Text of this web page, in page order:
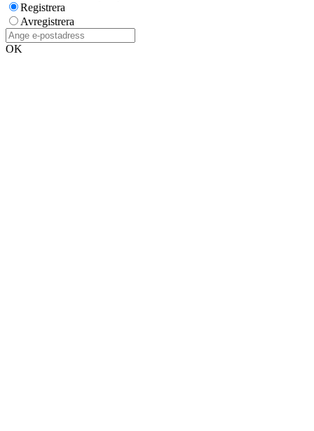
Registrera
Avregistrera
OK